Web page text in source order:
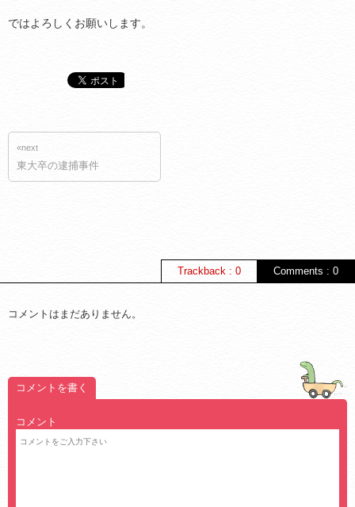
ではよろしくお願いします。
«next
東大卒の逮捕事件
Comments : 0
Trackback : 0
コメントはまだありません。
コメントを書く
コメント